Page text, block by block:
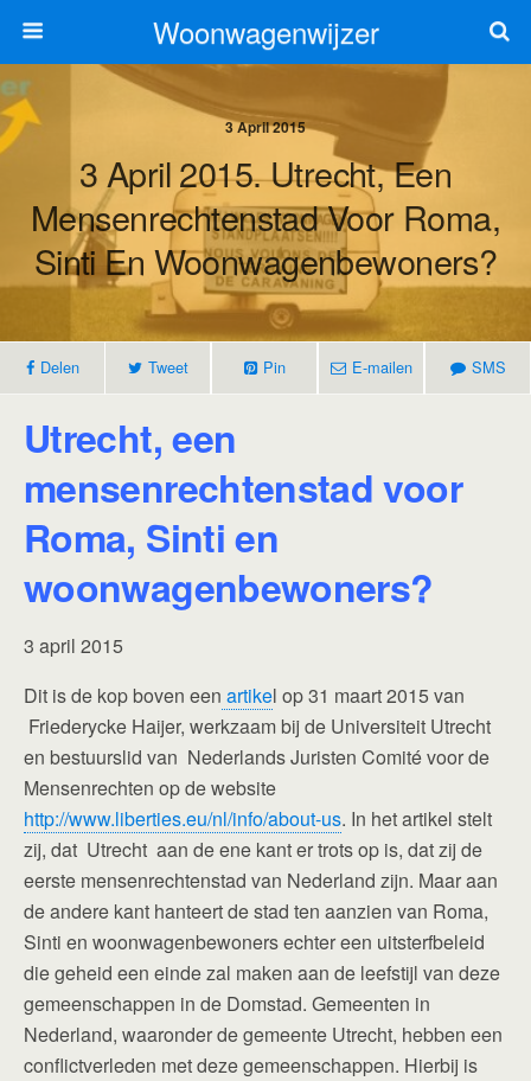
Woonwagenwijzer
3 April 2015
3 April 2015. Utrecht, Een
Mensenrechtenstad Voor Roma,
Sinti En Woonwagenbewoners?
Delen Tweet Pin E-mailen SMS
Utrecht, een
mensenrechtenstad voor
Roma, Sinti en
woonwagenbewoners?
3 april 2015
Dit is de kop boven een artikel op 31 maart 2015 van
Friederycke Haijer, werkzaam bij de Universiteit Utrecht
en bestuurslid van Nederlands Juristen Comité voor de
Mensenrechten op de website
http://www.liberties.eu/nl/info/about-us. In het artikel stelt
zij, dat Utrecht aan de ene kant er trots op is, dat zij de
eerste mensenrechtenstad van Nederland zijn. Maar aan
de andere kant hanteert de stad ten aanzien van Roma,
Sinti en woonwagenbewoners echter een uitsterfbeleid
die geheid een einde zal maken aan de leefstijl van deze
gemeenschappen in de Domstad. Gemeenten in
Nederland, waaronder de gemeente Utrecht, hebben een
conflictverleden met deze gemeenschappen. Hierbij is